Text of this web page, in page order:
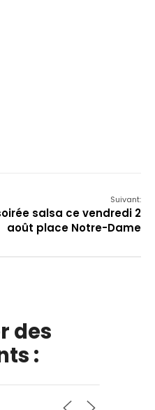
Suivant:
salsa ce vendredi 2
août place Notre-Dame
des
: